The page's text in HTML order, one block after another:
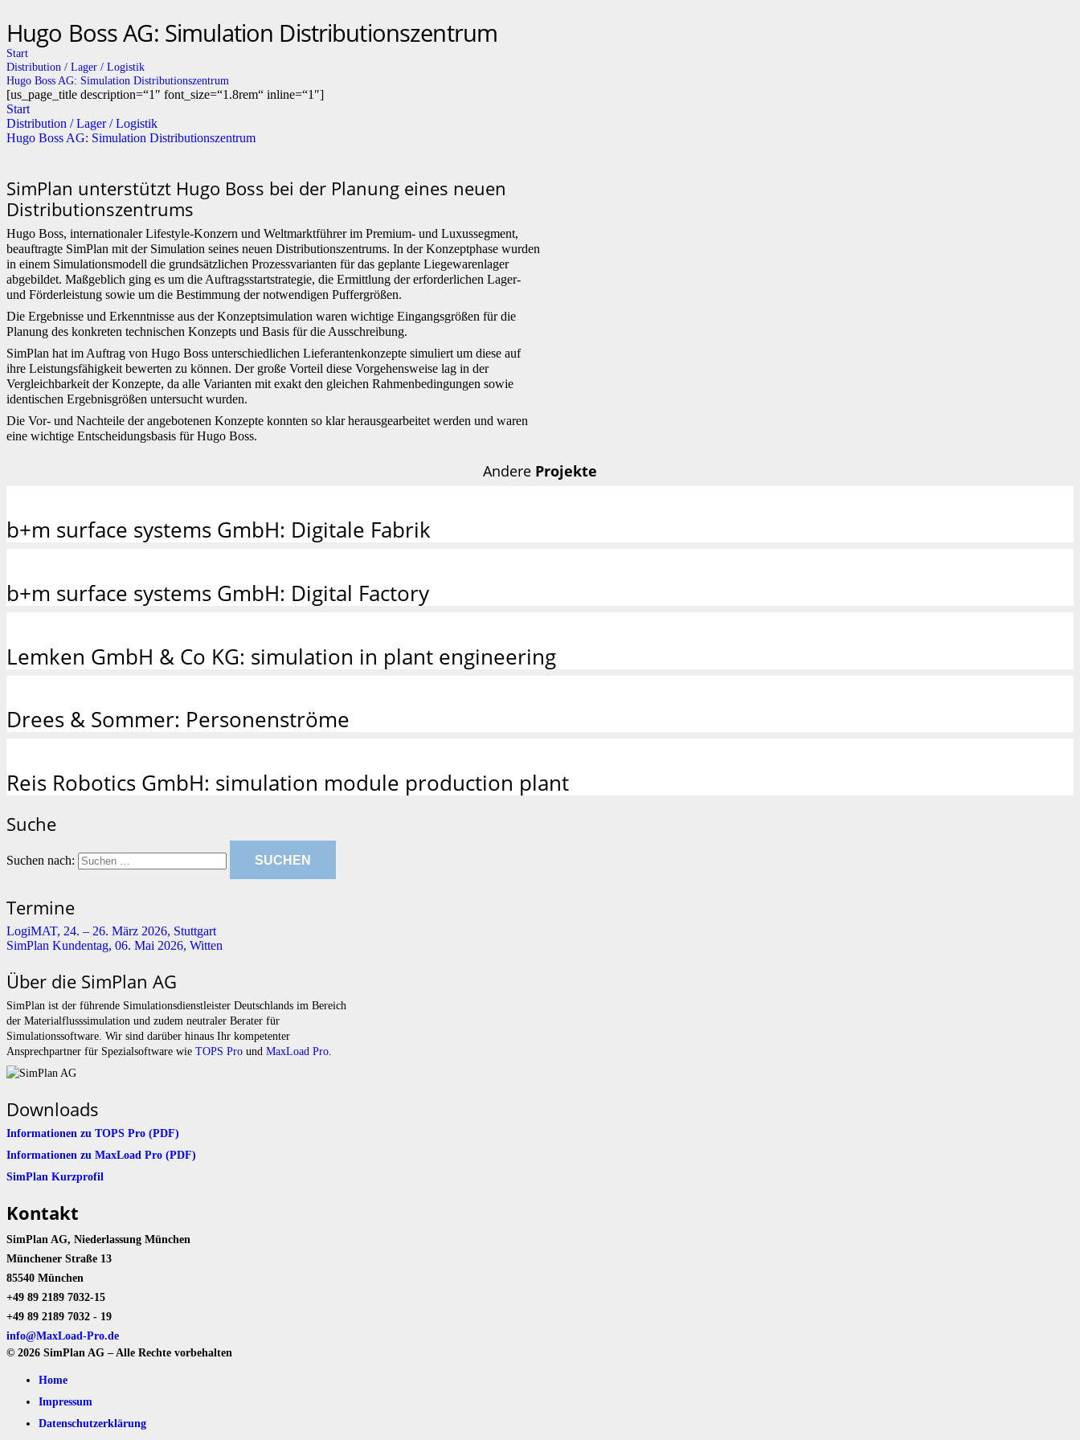
Hugo Boss AG: Simulation Distributionszentrum
Start
Distribution / Lager / Logistik
Hugo Boss AG: Simulation Distributionszentrum
[us_page_title description=“1″ font_size=“1.8rem“ inline=“1″]
Start
Distribution / Lager / Logistik
Hugo Boss AG: Simulation Distributionszentrum
SimPlan unterstützt Hugo Boss bei der Planung eines neuen
Distributionszentrums
Hugo Boss, internationaler Lifestyle-Konzern und Weltmarktführer im Premium- und Luxussegment,
beauftragte SimPlan mit der Simulation seines neuen Distributionszentrums. In der Konzeptphase wurden
in einem Simulationsmodell die grundsätzlichen Prozessvarianten für das geplante Liegewarenlager
abgebildet. Maßgeblich ging es um die Auftragsstartstrategie, die Ermittlung der erforderlichen Lager-
und Förderleistung sowie um die Bestimmung der notwendigen Puffergrößen.
Die Ergebnisse und Erkenntnisse aus der Konzeptsimulation waren wichtige Eingangsgrößen für die
Planung des konkreten technischen Konzepts und Basis für die Ausschreibung.
SimPlan hat im Auftrag von Hugo Boss unterschiedlichen Lieferantenkonzepte simuliert um diese auf
ihre Leistungsfähigkeit bewerten zu können. Der große Vorteil diese Vorgehensweise lag in der
Vergleichbarkeit der Konzepte, da alle Varianten mit exakt den gleichen Rahmenbedingungen sowie
identischen Ergebnisgrößen untersucht wurden.
Die Vor- und Nachteile der angebotenen Konzepte konnten so klar herausgearbeitet werden und waren
eine wichtige Entscheidungsbasis für Hugo Boss.
Andere Projekte
b+m surface systems GmbH: Digitale Fabrik
b+m surface systems GmbH: Digital Factory
Lemken GmbH & Co KG: simulation in plant engineering
Drees & Sommer: Personenströme
Reis Robotics GmbH: simulation module production plant
Suche
Suchen nach:
Termine
LogiMAT, 24. – 26. März 2026, Stuttgart
SimPlan Kundentag, 06. Mai 2026, Witten
Über die SimPlan AG
SimPlan ist der führende Simu­lationsdienstleister Deutschlands im Bereich
der Materialflusssimulation und zudem neutraler Berater für
Simulationssoftware. Wir sind darüber hinaus Ihr kompetenter
Ansprechpartner für Spezialsoftware wie TOPS Pro und MaxLoad Pro.
Downloads
Informationen zu TOPS Pro (PDF)
Informationen zu MaxLoad Pro (PDF)
SimPlan Kurzprofil
Kontakt
SimPlan AG, Niederlassung München
Münchener Straße 13
85540 München
+49 89 2189 7032-15
+49 89 2189 7032 - 19
info@MaxLoad-Pro.de
© 2026 SimPlan AG – Alle Rechte vorbehalten
Home
Impressum
Datenschutzerklärung